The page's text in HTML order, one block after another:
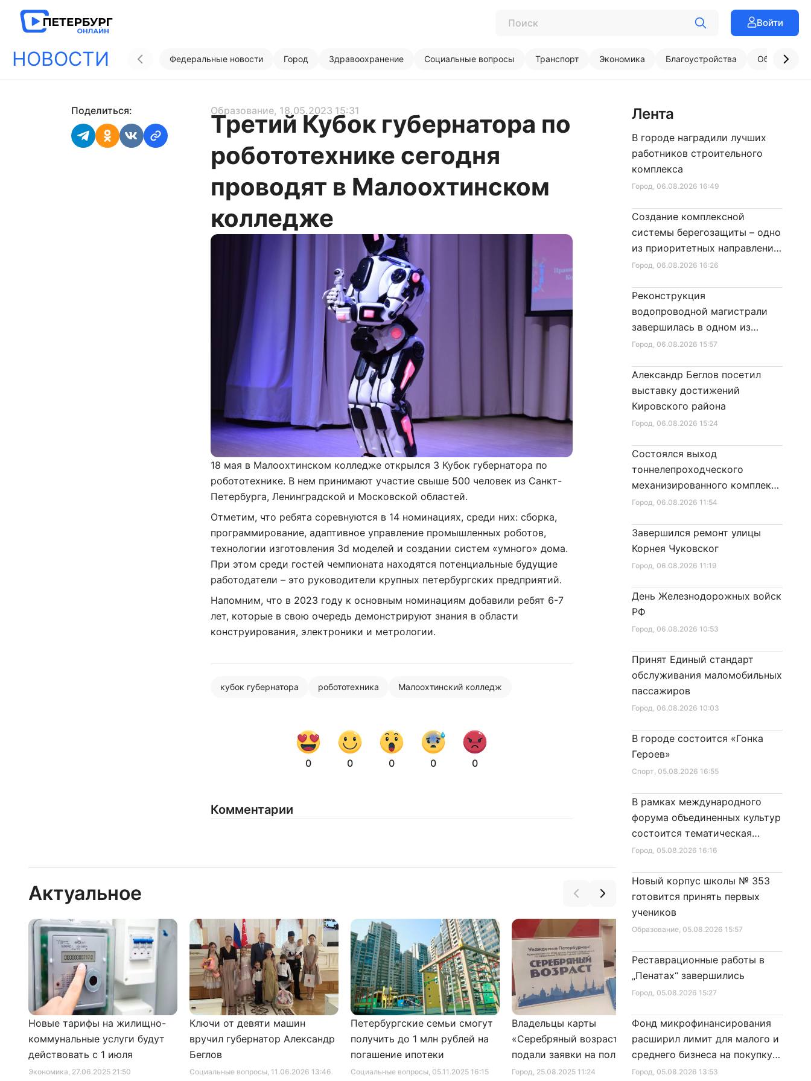
Войти
НОВОСТИ Федеральные новости Город Здравоохранение Социальные вопросы Транспорт Экономика Благоустройства
Поделиться: Образование, 18.05.2023 15:31
Третий Кубок губернатора по
робототехнике сегодня
проводят в Малоохтинском
колледже
18 мая в Малоохтинском колледже открылся 3 Кубок губернатора по
робототехнике. В нем принимают участие свыше 500 человек из Санкт-
Петербурга, Ленинградской и Московской областей.
Отметим, что ребята соревнуются в 14 номинациях, среди них: сборка,
программирование, адаптивное управление промышленных роботов,
технологии изготовления 3d моделей и создании систем «умного» дома.
При этом среди гостей чемпионата находятся потенциальные будущие
работодатели – это руководители крупных петербургских предприятий.
Напомним, что в 2023 году к основным номинациям добавили ребят 6-7
лет, которые в свою очередь демонстрируют знания в области
конструирования, электроники и метрологии.
кубок губернатора робототехника Малоохтинский колледж
0 0 0 0 0
Комментарии
Актуальное
Экономика, 27.06.2025 21:50
Новые тарифы на жилищно-
коммунальные услуги будут
действовать с 1 июля
Социальные вопросы, 11.06.2026 13:46
Ключи от девяти машин
вручил губернатор Александр
Беглов
Социальные вопросы, 05.11.2025 16:15
Петербургские семьи смогут
получить до 1 млн рублей на
погашение ипотеки
Город, 25.08.2025 11:24
Владельцы карты
«Серебряный возраст»
подали заявки на получение
сертификата для посещения
Город, 10.01.2026 16:46
Александр Беглов подписал
Закон «О внесении изменения
в Закон Санкт‑Петербурга
«Социальный кодекс
Лента
Город, 06.08.2026 16:49
В городе наградили лучших
работников строительного
комплекса
Город, 06.08.2026 16:26
Создание комплексной
системы берегозащиты – одно
из приоритетных направлений
развития Петербурга
Город, 06.08.2026 15:57
Реконструкция
водопроводной магистрали
завершилась в одном из
районов города
Город, 06.08.2026 15:24
Александр Беглов посетил
выставку достижений
Кировского района
Город, 06.08.2026 11:54
Состоялся выход
тоннелепроходческого
механизированного комплекса
«Надежда» на поверхность
Город, 06.08.2026 11:19
Завершился ремонт улицы
Корнея Чуковског
Город, 06.08.2026 10:53
День Железнодорожных войск
РФ
Город, 06.08.2026 10:03
Принят Единый стандарт
обслуживания маломобильных
пассажиров
Спорт, 05.08.2026 16:55
В городе состоится «Гонка
Героев»
Город, 05.08.2026 16:16
В рамках международного
форума объединенных культур
состоится тематическая
секция
Образование, 05.08.2026 15:57
Новый корпус школы № 353
готовится принять первых
учеников
Город, 05.08.2026 15:27
Реставрационные работы в
„Пенатах“ завершились
Город, 05.08.2026 13:53
Фонд микрофинансирования
расширил лимит для малого и
среднего бизнеса на покупку
специальной техники